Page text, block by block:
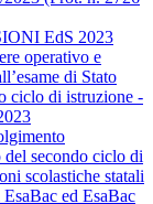
EdS 2023
operativo e
di Stato
ciclo di istruzione -
del secondo ciclo di
scolastiche statali
ed EsaBac